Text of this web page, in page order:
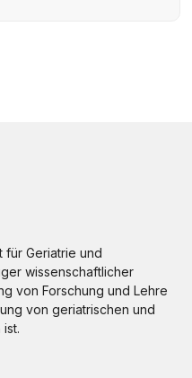
für Geriatrie und
wissenschaftlicher
von Forschung und Lehre
von geriatrischen und